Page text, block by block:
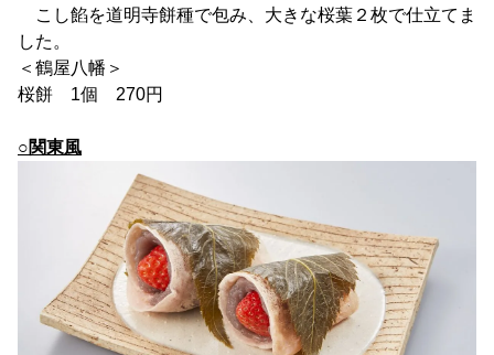
こし餡を道明寺餅種で包み、大きな桜葉２枚で仕立てま
した。
＜鶴屋八幡＞
桜餅 1個 270円
○関東風